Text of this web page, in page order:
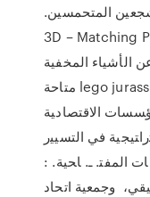
المتحمسين.
3D – Matching Puzzle Game‏ لعبة تختبر فيك قوة
الأشياء المخفية
متاحة lego jurassic world ﻭﻓﻲ ﺍﻷﺨﻴﺭ ﻭﺒﻨﺎﺀ ﻋﻠﻰ ﻤﺎ
ﺍﻻﻗﺘﺼﺎﺩﻴﺔ
ﻓﻲ ﺍﻟﺘﺴﻴﻴﺭ
ﺎﺕ ﺍﻟﻤﻔﺘ. ـ. ﺎﺤﻴﺔ. :
وجمعية اتحاد